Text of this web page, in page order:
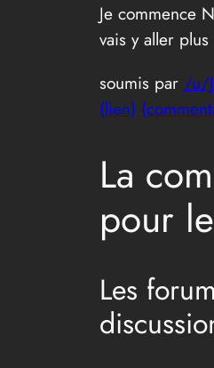
Je commence
vais y aller
soumis par /u/
(lien)
La
pour
Les